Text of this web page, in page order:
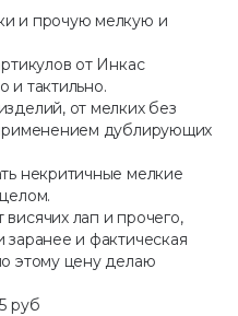
и прочую мелкую и
от Инкас
и тактильно.
от мелких без
дублирующих
некритичные мелкие
лап и прочего,
заранее и фактическая
этому цену делаю
руб